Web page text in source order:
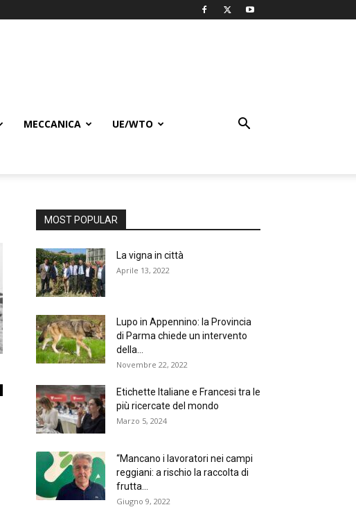
MECCANICA UE/WTO
MOST POPULAR
La vigna in città
Aprile 13, 2022
Lupo in Appennino: la Provincia
di Parma chiede un intervento
della...
Novembre 22, 2022
Etichette Italiane e Francesi tra le
più ricercate del mondo
Marzo 5, 2024
“Mancano i lavoratori nei campi
reggiani: a rischio la raccolta di
frutta...
Giugno 9, 2022